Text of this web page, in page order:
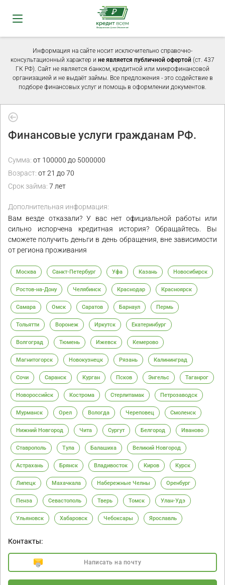
Информация на сайте носит исключительно справочно-
консультационный характер и не является публичной офертой (ст. 437
ГК РФ). Сайт не является банком, кредитной или микрофинансовой
организацией и не выдаёт займы. Все предложения - это содействие в
подборе финансовых услуг и помощь в оформлении документов.
Финансовые услуги гражданам РФ.
Сумма: от 100000 до 5000000
Возраст: от 21 до 70
Срок займа: 7 лет
Дополнительная информация:
Вам везде отказали? У вас нет официальной работы или
сильно испорчена кредитная история? Обращайтесь. Вы
сможете получить деньги в день обращения, вне зависимости
от региона проживания
Москва Санкт-Петербург Уфа Казань Новосибирск
Ростов-на-Дону Челябинск Краснодар Красноярск
Самара Омск Саратов Барнаул Пермь
Тольятти Воронеж Иркутск Екатеринбург
Волгоград Тюмень Ижевск Кемерово
Магнитогорск Новокузнецк Рязань Калининград
Сочи Саранск Курган Псков Энгельс Таганрог
Новороссийск Кострома Стерлитамак Петрозаводск
Мурманск Орел Вологда Череповец Смоленск
Нижний Новгород Чита Сургут Белгород Иваново
Ставрополь Тула Балашиха Великий Новгород
Астрахань Брянск Владивосток Киров Курск
Липецк Махачкала Набережные Челны Оренбург
Пенза Севастополь Тверь Томск Улан-Удэ
Ульяновск Хабаровск Чебоксары Ярославль
Контакты:
Написать на почту